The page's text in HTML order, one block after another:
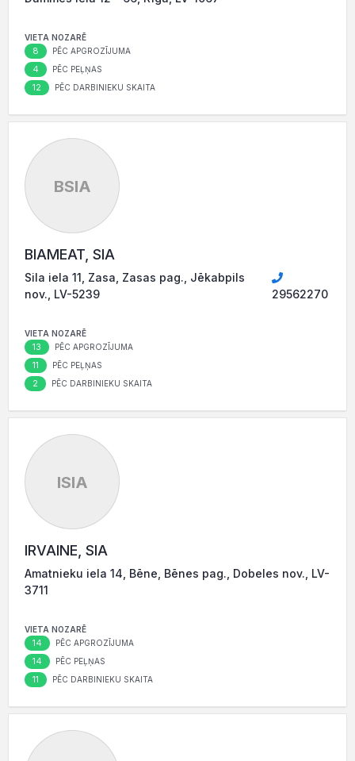
VIETA NOZARĒ
8 PĒC APGROZĪJUMA
4 PĒC PEĻŅAS
12 PĒC DARBINIEKU SKAITA
BSIA
BIAMEAT, SIA
Sila iela 11, Zasa, Zasas pag., Jēkabpils
nov., LV-5239
29562270
VIETA NOZARĒ
13 PĒC APGROZĪJUMA
11 PĒC PEĻŅAS
2 PĒC DARBINIEKU SKAITA
ISIA
IRVAINE, SIA
Amatnieku iela 14, Bēne, Bēnes pag., Dobeles nov., LV-
3711
VIETA NOZARĒ
14 PĒC APGROZĪJUMA
14 PĒC PEĻŅAS
11 PĒC DARBINIEKU SKAITA